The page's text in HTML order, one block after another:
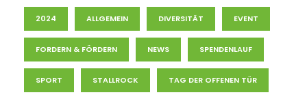
2024 ALLGEMEIN DIVERSITÄT EVENT
FORDERN & FÖRDERN NEWS SPENDENLAUF
SPORT STALLROCK TAG DER OFFENEN TÜR